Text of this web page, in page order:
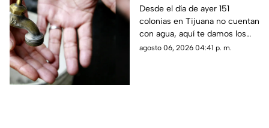
en más de 150 colonias,
aquí la lista completa
Desde el día de ayer 151
colonias en Tijuana no cuentan
con agua, aquí te damos los
detalles.
agosto 06, 2026 04:41 p. m.